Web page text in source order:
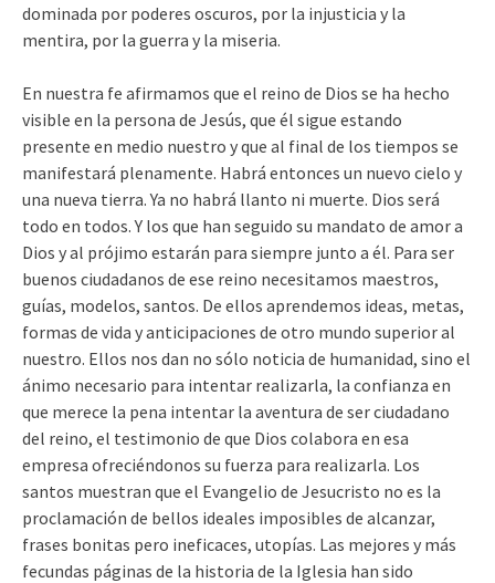
dominada por poderes oscuros, por la injusticia y la
mentira, por la guerra y la miseria.
En nuestra fe afirmamos que el reino de Dios se ha hecho
visible en la persona de Jesús, que él sigue estando
presente en medio nuestro y que al final de los tiempos se
manifestará plenamente. Habrá entonces un nuevo cielo y
una nueva tierra. Ya no habrá llanto ni muerte. Dios será
todo en todos. Y los que han seguido su mandato de amor a
Dios y al prójimo estarán para siempre junto a él. Para ser
buenos ciudadanos de ese reino necesitamos maestros,
guías, modelos, santos. De ellos aprendemos ideas, metas,
formas de vida y anticipaciones de otro mundo superior al
nuestro. Ellos nos dan no sólo noticia de humanidad, sino el
ánimo necesario para intentar realizarla, la confianza en
que merece la pena intentar la aventura de ser ciudadano
del reino, el testimonio de que Dios colabora en esa
empresa ofreciéndonos su fuerza para realizarla. Los
santos muestran que el Evangelio de Jesucristo no es la
proclamación de bellos ideales imposibles de alcanzar,
frases bonitas pero ineficaces, utopías. Las mejores y más
fecundas páginas de la historia de la Iglesia han sido